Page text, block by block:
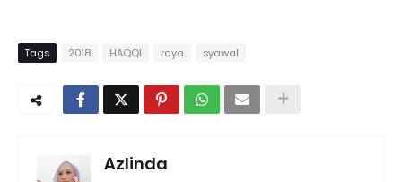
Tags 2018 HAQQI raya syawal
Azlinda